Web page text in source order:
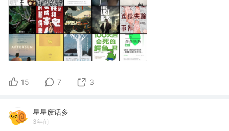
15 7 3
星星废话多
3年前